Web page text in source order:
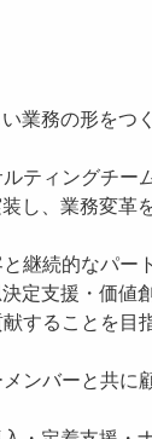
業務の形をつく
ティングチー
し、業務変革
継続的なパー
定支援・価値
することを目
ンバーと共に